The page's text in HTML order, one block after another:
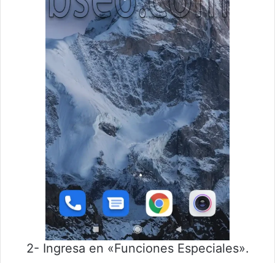
2- Ingresa en «Funciones Especiales».